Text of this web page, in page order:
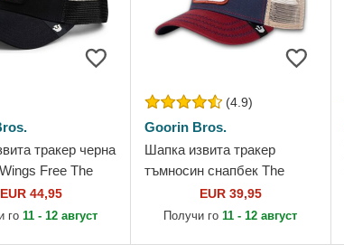
тракер черна
Free The
Bros.
EUR 44,95
го11 - 12 август
(4.9)
Goorin Bros.
Шапка извита тракер
тъмносин снапбек The
Freedom Eagle The Farm от
Goorin Bros.
EUR 39,95
Получи го11 - 12 август